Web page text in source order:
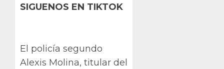
SIGUENOS EN TIKTOK
El policía segundo
Alexis Molina, titular del